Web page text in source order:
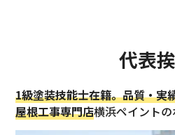
代表
1級塗装技能士在籍。品質・実
屋根工事専門店横浜ペイント